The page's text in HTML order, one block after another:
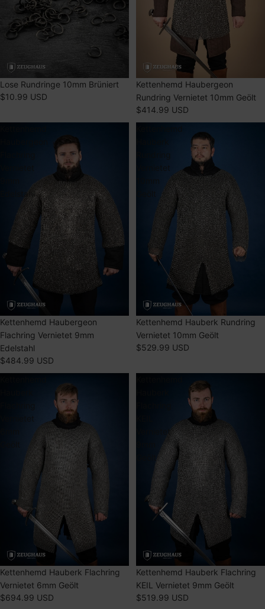
Lose Rundringe 10mm Brüniert
$10.99 USD
Kettenhemd Haubergeon
Rundring Vernietet 10mm Geölt
$414.99 USD
Edelstahl
AUSVERKAUFT
Kettenhemd Haubergeon
Flachring Vernietet 9mm
Edelstahl
$484.99 USD
Kettenhemd Hauberk Rundring
Vernietet 10mm Geölt
$529.99 USD
Kettenhemd Hauberk Flachring
Vernietet 6mm Geölt
$694.99 USD
Kettenhemd Hauberk Flachring
KEIL Vernietet 9mm Geölt
$519.99 USD